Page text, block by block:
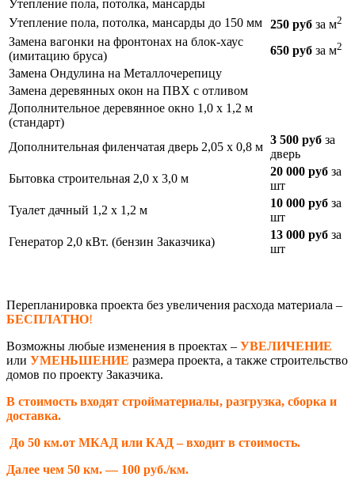
Утепление пола, потолка, мансарды
Утепление пола, потолка, мансарды до 150 мм 250 руб за м2
Замена вагонки на фронтонах на блок-хаус
(имитацию бруса)
650 руб за м2
Замена Ондулина на Металлочерепицу
Замена деревянных окон на ПВХ с отливом
Дополнительное деревянное окно 1,0 х 1,2 м
(стандарт)
Дополнительная филенчатая дверь 2,05 х 0,8 м
3 500 руб за
дверь
Бытовка строительная 2,0 х 3,0 м
20 000 руб за
шт
Туалет дачный 1,2 х 1,2 м
10 000 руб за
шт
Генератор 2,0 кВт. (бензин Заказчика)
13 000 руб за
шт
Перепланировка проекта без увеличения расхода материала –
БЕСПЛАТНО!
Возможны любые изменения в проектах – УВЕЛИЧЕНИЕ
или УМЕНЬШЕНИЕ размера проекта, а также строительство
домов по проекту Заказчика.
В стоимость входят стройматериалы, разгрузка, сборка и
доставка.
До 50 км.от МКАД или КАД – входит в стоимость.
Далее чем 50 км. — 100 руб./км.